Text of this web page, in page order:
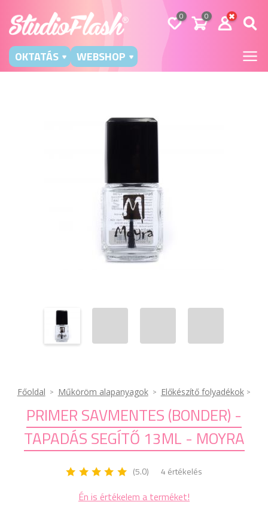
0 0
OKTATÁS WEBSHOP
Főoldal Műköröm alapanyagok Előkészítő folyadékok
PRIMER SAVMENTES (BONDER) -
TAPADÁS SEGÍTŐ 13ML - MOYRA
(5.0) 4 értékelés
Én is értékelem a terméket!